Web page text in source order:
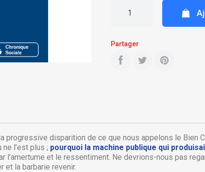
Partager
progressive disparition de ce que nous appelons le Bien
l’est plus ; pourquoi la machine publique qui
l’amertume et le ressentiment. Ne devrions-nous pas
et la barbarie revenir.